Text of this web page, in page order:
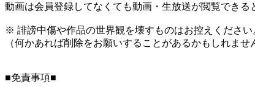
動画は会員登録してなくても動画・生放送が閲覧できる
※ 誹謗中傷や作品の世界観を壊すものはお控えください
（何かあれば削除をお願いすることがあるかもしれませ
■免責事項■